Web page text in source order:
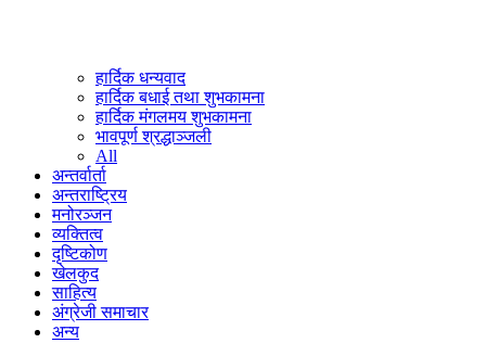
हार्दिक धन्यवाद
हार्दिक बधाई तथा शुभकामना
हार्दिक मंगलमय शुभकामना
भावपूर्ण श्रद्धाञ्जली
All
अन्तर्वार्ता
अन्तराष्ट्रिय
मनोरञ्जन
व्यक्तित्व
दृष्टिकोण
खेलकुद
साहित्य
अंग्रेजी समाचार
अन्य